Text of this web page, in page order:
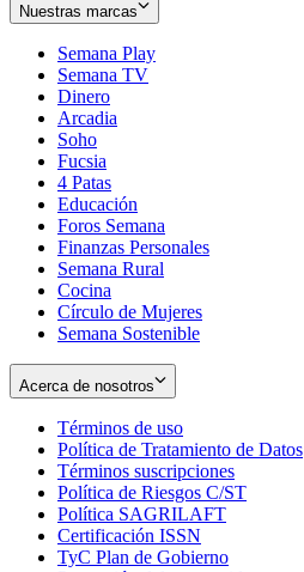
Nuestras marcas
Semana Play
Semana TV
Dinero
Arcadia
Soho
in
new
window
Fucsia
in
new
window
4 Patas
Educación
Foros Semana
Finanzas Personales
Semana Rural
Cocina
Círculo de Mujeres
Semana Sostenible
Acerca de nosotros
Términos de uso
in
new
window
Política de Tratamiento de Datos
Términos suscripciones
in
Política de Riesgos C/ST
Política SAGRILAFT
new
Certificación ISSN
in
TyC Plan de Gobierno